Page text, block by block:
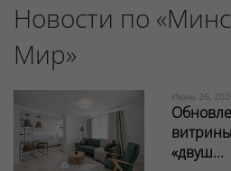
Новости по
Мир»
Июнь 26,
«двуш...